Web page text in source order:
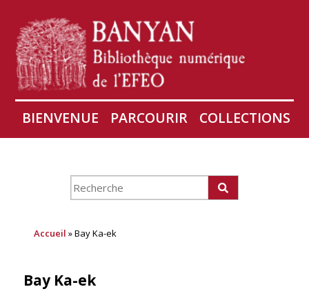
BIENVENUE PARCOURIR
COLLECTIONS
AIRES
CONSERVATION D'ANGKOR
Accueil » Bay Ka-ek
Bay Ka-ek